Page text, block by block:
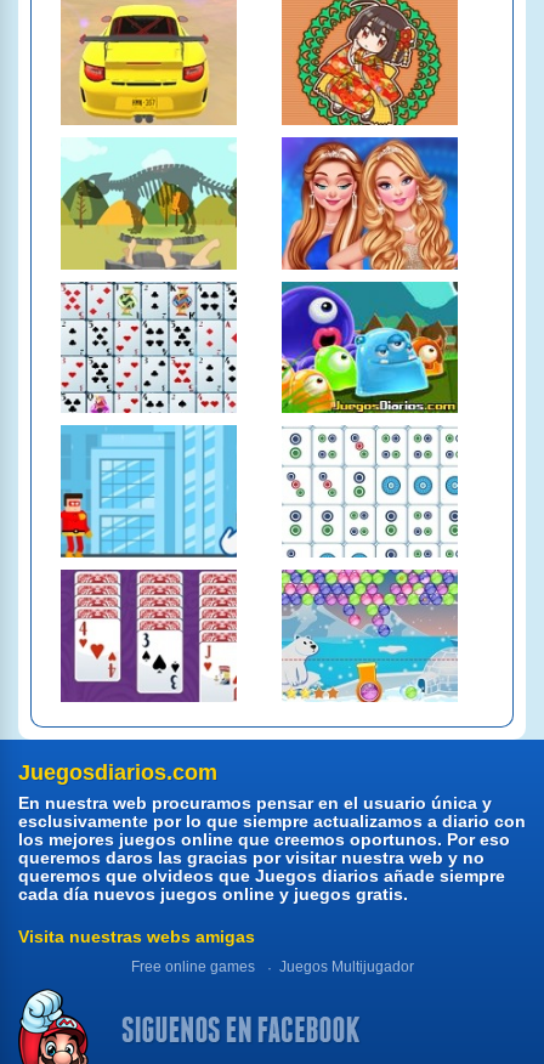
Juegosdiarios.com
En nuestra web procuramos pensar en el usuario única y
esclusivamente por lo que siempre actualizamos a diario con
los mejores juegos online que creemos oportunos. Por eso
queremos daros las gracias por visitar nuestra web y no
queremos que olvideos que Juegos diarios añade siempre
cada día nuevos juegos online y juegos gratis.
Visita nuestras webs amigas
Free online games Juegos Multijugador